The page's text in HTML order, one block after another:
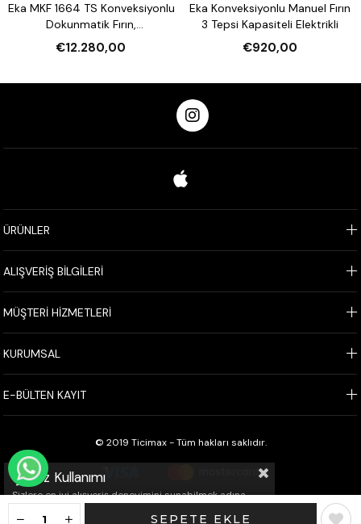
Eka MKF 1664 TS Konveksiyonlu
Dokunmatik Fırın,
Nemlendirmeli 16 Tepsi
Kapasiteli Elektrikli
€12.280,00
Eka Konveksiyonlu Manuel Fırın
3 Tepsi Kapasiteli Elektrikli
€920,00
ÜRÜNLER
ALIŞVERİŞ BİLGİLERİ
MÜŞTERİ HİZMETLERİ
KURUMSAL
E-BÜLTEN KAYIT
© 2019 Ticimax - Tüm hakları saklıdır.
Çerez Kullanımı
Sizlere en iyi alışveriş deneyimini sunabilmek adına